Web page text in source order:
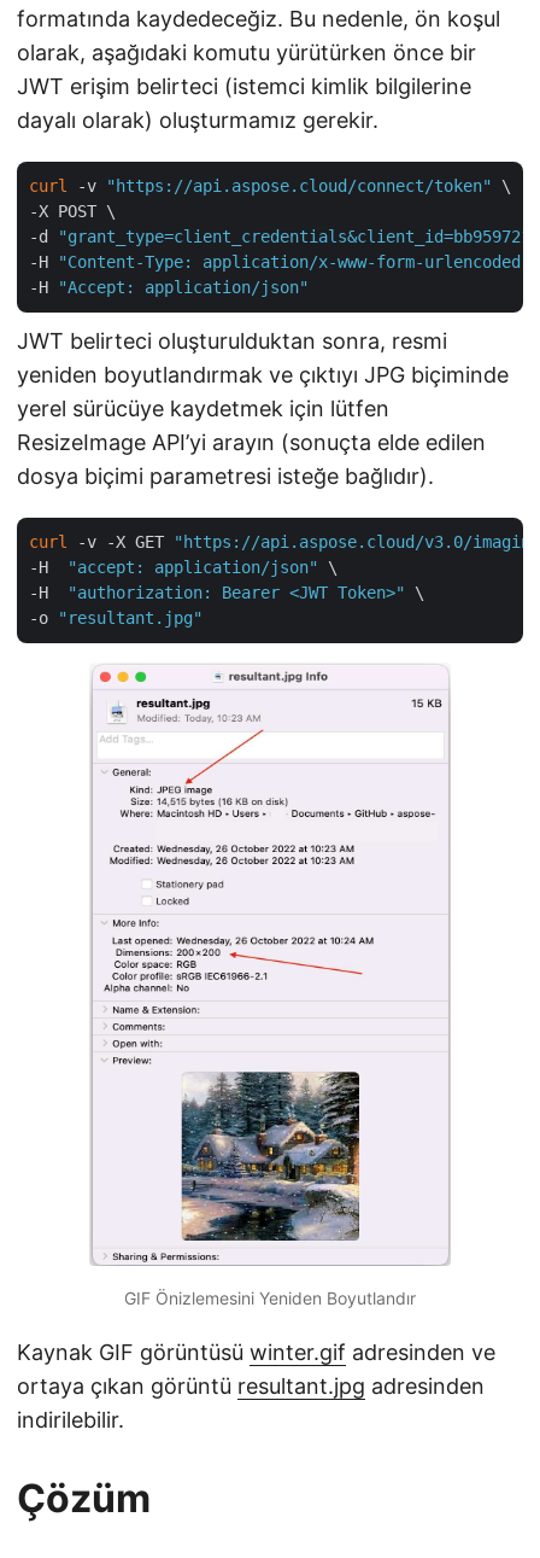
formatında kaydedeceğiz. Bu nedenle, ön koşul
olarak, aşağıdaki komutu yürütürken önce bir
JWT erişim belirteci (istemci kimlik bilgilerine
dayalı olarak) oluşturmamız gerekir.
curl -v "https://api.aspose.cloud/connect/token"
\
-X POST \
-d
"grant_type=client_credentials&client_id=bb959721-
-H
"Content-Type: application/x-www-form-urlencoded"
-H
"Accept: application/json"
JWT belirteci oluşturulduktan sonra, resmi
yeniden boyutlandırmak ve çıktıyı JPG biçiminde
yerel sürücüye kaydetmek için lütfen
ResizeImage API’yi arayın (sonuçta elde edilen
dosya biçimi parametresi isteğe bağlıdır).
curl -v -X GET
"https://api.aspose.cloud/v3.0/imaging/
-H
"accept: application/json"
\
-H
"authorization: Bearer <JWT Token>"
\
-o
"resultant.jpg"
GIF Önizlemesini Yeniden Boyutlandır
Kaynak GIF görüntüsü winter.gif adresinden ve
ortaya çıkan görüntü resultant.jpg adresinden
indirilebilir.
Çözüm